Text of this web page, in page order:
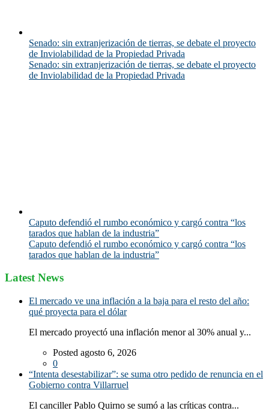
Senado: sin extranjerización de tierras, se debate el proyecto
de Inviolabilidad de la Propiedad Privada
Senado: sin extranjerización de tierras, se debate el proyecto
de Inviolabilidad de la Propiedad Privada
Caputo defendió el rumbo económico y cargó contra “los
tarados que hablan de la industria”
Caputo defendió el rumbo económico y cargó contra “los
tarados que hablan de la industria”
Latest News
El mercado ve una inflación a la baja para el resto del año:
qué proyecta para el dólar
El mercado proyectó una inflación menor al 30% anual y...
Posted agosto 6, 2026
0
“Intenta desestabilizar”: se suma otro pedido de renuncia en el
Gobierno contra Villarruel
El canciller Pablo Quirno se sumó a las críticas contra...